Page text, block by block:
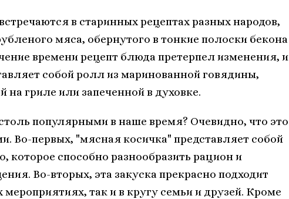
в старинных рецептах разных народов,
мяса, обернутого в тонкие полоски бекона
времени рецепт блюда претерпел изменения, и
собой ролл из маринованной говядины,
гриле или запеченной в духовке.
популярными в наше время? Очевидно, что это
Во-первых, "мясная косичка" представляет собой
которое способно разнообразить рацион и
Во-вторых, эта закуска прекрасно подходит
так и в кругу семьи и друзей. Кроме